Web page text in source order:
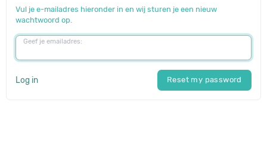
Vul je e-mailadres hieronder in en wij sturen je een nieuw
wachtwoord op.
Geef je emailadres:
Log in Reset my password